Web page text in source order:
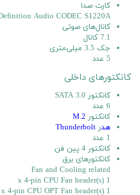
کارت صدا
Audio CODEC S1220A
کانال‌های صوتی
7.1 کانال
جک 3.5 میلی‌متری
5 عدد
کانکتورهای داخلی
کانکتور SATA 3.0
6 عدد
کانکتور M.2
هدر Thunderbolt
1 عدد
کانکتور 4 پین فن
کانکتورهای برق
Fan and Cooling related
1 x 4-pin CPU Fan header(s)
1 x 4-pin CPU OPT Fan header(s)